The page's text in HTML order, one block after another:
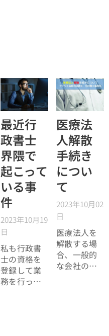
れを始めた
ときは、結
構吉備石井
要件を強い
ていまし
た。勿論そ
の要件をク
リアできな
ければ帰国
することに
なります。
今どのよう
な状況にな
っているの
でしょう
か。
最近行
政書士
界隈で
起こって
いる事
件
2023年10月19
日
私も行政書
士の資格を
登録して業
務を行って
医療法
人解散
手続き
につい
て
2023年10月02
日
医療法人を
解散する場
合、一般的
な会社の解